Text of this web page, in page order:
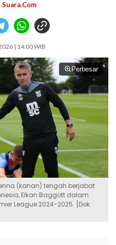
Suara.Com
| 14:00 WIB
Perbesar
(kanan) tengah berjabat
Elkan Baggott dalam
League 2024-2025. [Dok.